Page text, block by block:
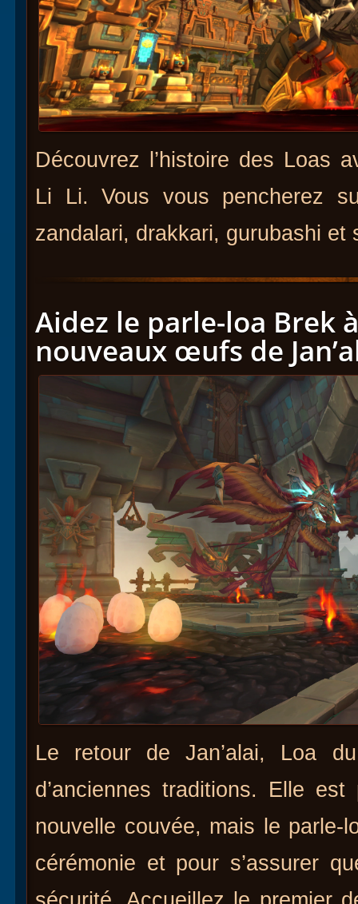
Découvrez l’histoire des Loas
Li Li. Vous vous pencherez
zandalari, drakkari, gurubashi et
Aidez le parle-loa Brek
nouveaux œufs de
Le retour de Jan’alai, Loa
d’anciennes traditions. Elle
nouvelle couvée, mais le parle-
cérémonie et pour s’assurer